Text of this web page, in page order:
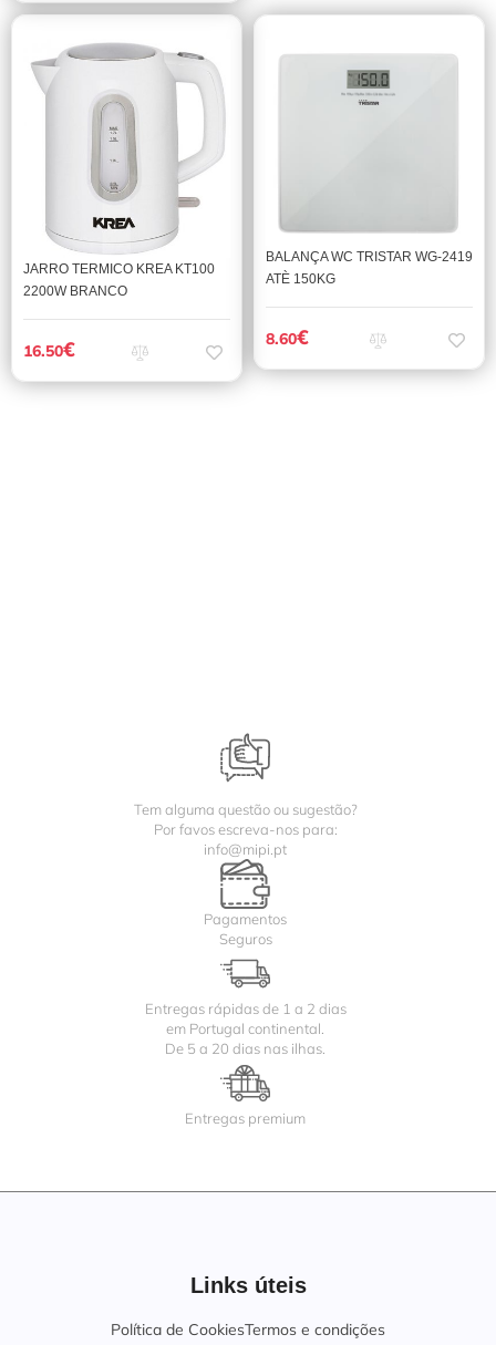
JARRO TERMICO KREA KT100
2200W BRANCO
16.50€
BALANÇA WC TRISTAR WG-2419
ATÈ 150KG
8.60€
Tem alguma questão ou sugestão?
Por favos escreva-nos para:
info@mipi.pt
Pagamentos
Seguros
Entregas rápidas de 1 a 2 dias
em Portugal continental.
De 5 a 20 dias nas ilhas.
Entregas premium
Links úteis
Política de CookiesTermos e condições